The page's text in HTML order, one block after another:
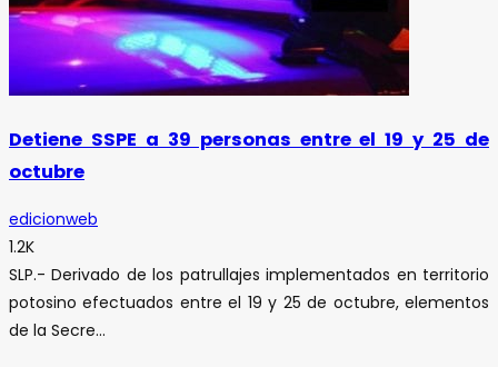
Detiene SSPE a 39 personas entre el 19 y 25 de
octubre
edicionweb
1.2K
SLP.- Derivado de los patrullajes implementados en territorio
potosino efectuados entre el 19 y 25 de octubre, elementos
de la Secre...